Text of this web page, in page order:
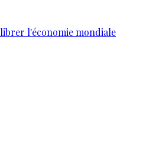
l'économie mondiale